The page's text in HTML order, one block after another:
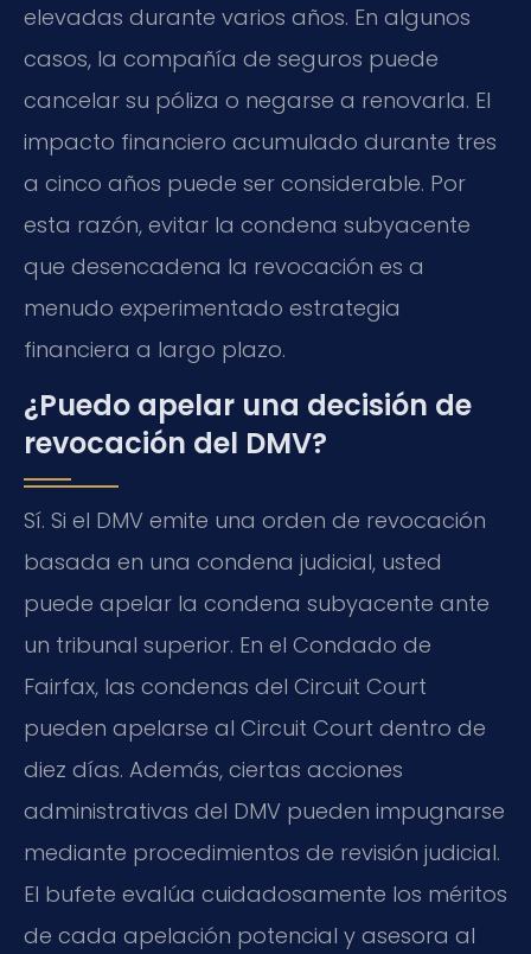
elevadas durante varios años. En algunos
casos, la compañía de seguros puede
cancelar su póliza o negarse a renovarla. El
impacto financiero acumulado durante tres
a cinco años puede ser considerable. Por
esta razón, evitar la condena subyacente
que desencadena la revocación es a
menudo experimentado estrategia
financiera a largo plazo.
¿Puedo apelar una decisión de
revocación del DMV?
Sí. Si el DMV emite una orden de revocación
basada en una condena judicial, usted
puede apelar la condena subyacente ante
un tribunal superior. En el Condado de
Fairfax, las condenas del Circuit Court
pueden apelarse al Circuit Court dentro de
diez días. Además, ciertas acciones
administrativas del DMV pueden impugnarse
mediante procedimientos de revisión judicial.
El bufete evalúa cuidadosamente los méritos
de cada apelación potencial y asesora al